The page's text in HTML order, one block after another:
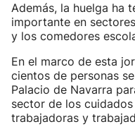
Además, la huelga ha
importante en
y los comedores
En el marco de esta
cientos de personas
Palacio de Navarra
sector de los
trabajadoras y